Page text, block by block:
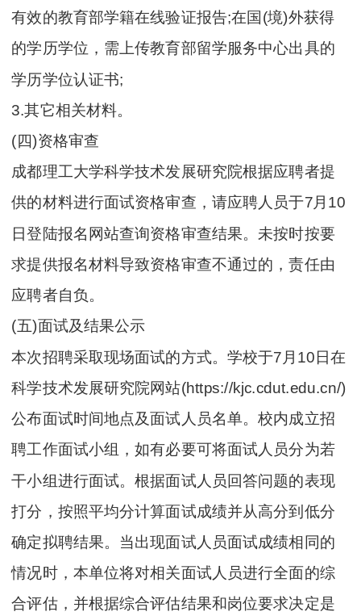
有效的教育部学籍在线验证报告;在国(境)外获得
的学历学位，需上传教育部留学服务中心出具的
学历学位认证书;
3.其它相关材料。
(四)资格审查
成都理工大学科学技术发展研究院根据应聘者提
供的材料进行面试资格审查，请应聘人员于7月10
日登陆报名网站查询资格审查结果。未按时按要
求提供报名材料导致资格审查不通过的，责任由
应聘者自负。
(五)面试及结果公示
本次招聘采取现场面试的方式。学校于7月10日在
科学技术发展研究院网站(https://kjc.cdut.edu.cn/)
公布面试时间地点及面试人员名单。校内成立招
聘工作面试小组，如有必要可将面试人员分为若
干小组进行面试。根据面试人员回答问题的表现
打分，按照平均分计算面试成绩并从高分到低分
确定拟聘结果。当出现面试人员面试成绩相同的
情况时，本单位将对相关面试人员进行全面的综
合评估，并根据综合评估结果和岗位要求决定是